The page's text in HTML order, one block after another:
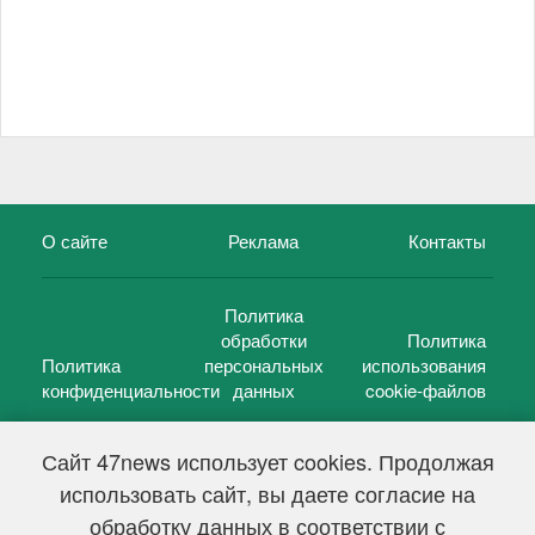
Сайт 47news использует cookies. Продолжая
использовать сайт, вы даете согласие на
обработку данных в соответствии с
О сайте Реклама Контакты
Политика
конфиденциальности
Политика
обработки
персональных
данных
Политика
использования
cookie-файлов
47 новостей (47 news)2005 — 2026 г.
Свидетельство о регистрации СМИ Эл № ФС 77-39848, выдано